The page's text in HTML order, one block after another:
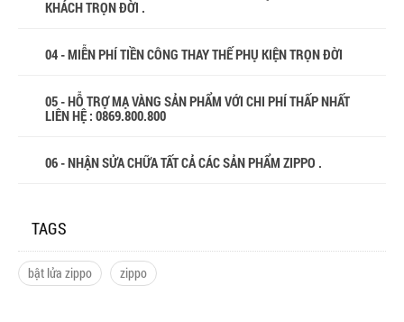
KHÁCH TRỌN ĐỜI .
04 - MIỄN PHÍ TIỀN CÔNG THAY THẾ PHỤ KIỆN TRỌN ĐỜI
05 - HỖ TRỢ MẠ VÀNG SẢN PHẨM VỚI CHI PHÍ THẤP NHẤT
LIÊN HỆ : 0869.800.800
06 - NHẬN SỬA CHỮA TẤT CẢ CÁC SẢN PHẨM ZIPPO .
TAGS
bật lửa zippo zippo